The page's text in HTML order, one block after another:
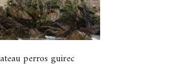
perros guirec